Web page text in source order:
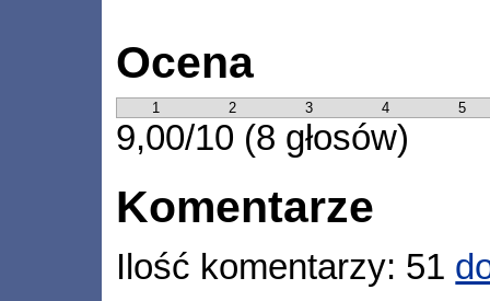
Ocena
1 2 3 4 5
9,00/10 (8 głosów)
Komentarze
Ilość komentarzy: 51